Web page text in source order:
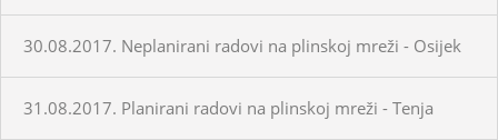
30.08.2017. Neplanirani radovi na plinskoj mreži - Osijek
31.08.2017. Planirani radovi na plinskoj mreži - Tenja